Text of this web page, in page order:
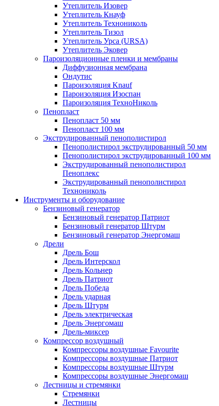
Утеплитель Изовер
Утеплитель Кнауф
Утеплитель Технониколь
Утеплитель Тизол
Утеплитель Урса (URSA)
Утеплитель Эковер
Пароизоляционные пленки и мембраны
Диффузионная мембрана
Ондутис
Пароизоляция Knauf
Пароизоляция Изоспан
Пароизоляция ТехноНиколь
Пенопласт
Пенопласт 50 мм
Пенопласт 100 мм
Экструдированный пенополистирол
Пенополистирол экструдированный 50 мм
Пенополистирол экструдированный 100 мм
Экструдированный пенополистирол
Пеноплекс
Экструдированный пенополистирол
Технониколь
Инструменты и оборудование
Бензиновый генератор
Бензиновый генератор Патриот
Бензиновый генератор Штурм
Бензиновый генератор Энергомаш
Дрели
Дрель Бош
Дрель Интерскол
Дрель Кольнер
Дрель Патриот
Дрель Победа
Дрель ударная
Дрель Штурм
Дрель электрическая
Дрель Энергомаш
Дрель-миксер
Компрессор воздушный
Компрессоры воздушные Favourite
Компрессоры воздушные Патриот
Компрессоры воздушные Штурм
Компрессоры воздушные Энергомаш
Лестницы и стремянки
Стремянки
Лестницы